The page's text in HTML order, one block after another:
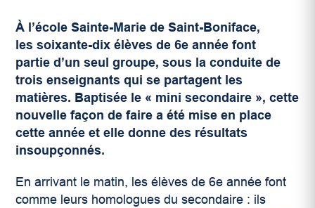
À l’école Sainte-Marie de Saint-Boniface,
les soixante-dix élèves de 6e année font
partie d’un seul groupe, sous la conduite de
trois enseignants qui se partagent les
matières. Baptisée le « mini secondaire », cette
nouvelle façon de faire a été mise en place
cette année et elle donne des résultats
insoupçonnés.
En arrivant le matin, les élèves de 6e année font
comme leurs homologues du secondaire : ils